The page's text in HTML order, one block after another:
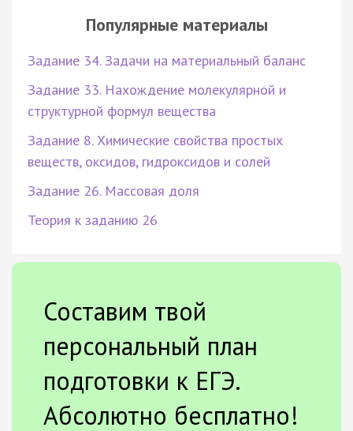
Популярные материалы
Задание 34. Задачи на материальный баланс
Задание 33. Нахождение молекулярной и
структурной формул вещества
Задание 8. Химические свойства простых
веществ, оксидов, гидроксидов и солей
Задание 26. Массовая доля
Теория к заданию 26
Составим твой
персональный план
подготовки к ЕГЭ.
Абсолютно бесплатно!